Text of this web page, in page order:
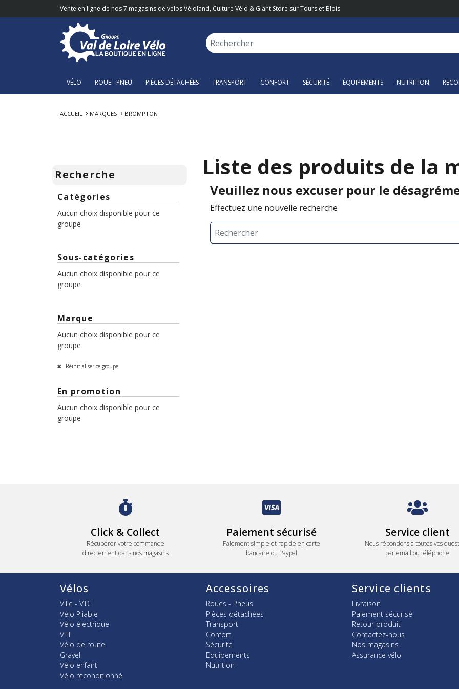
Vente en ligne de nos 7 magasins de vélos Véloland, Culture Vélo & Giant Store sur Tours et Blois
VÉLO ROUE - PNEU PIÈCES DÉTACHÉES TRANSPORT CONFORT SÉCURITÉ ÉQUIPEMENTS NUTRITION
ACCUEIL MARQUES BROMPTON
Recherche
Catégories
Aucun choix disponible pour ce
groupe
Sous-catégories
Aucun choix disponible pour ce
groupe
Marque
Aucun choix disponible pour ce
groupe
Réinitialiser ce groupe
En promotion
Aucun choix disponible pour ce
groupe
Liste des produits de la
Veuillez nous excuser pour le
Effectuez une nouvelle recherche
Click & Collect
Récupérer votre commande
directement dans nos magasins
Paiement sécurisé
Paiement simple et rapide en carte
bancaire ou Paypal
Service client
Nous répondons à toutes vos
par email ou téléphone
Vélos
Ville - VTC
Vélo Pliable
Vélo électrique
VTT
Vélo de route
Gravel
Vélo enfant
Vélo reconditionné
Accessoires
Roues - Pneus
Pièces détachées
Transport
Confort
Sécurité
Equipements
Nutrition
Service clients
Livraison
Paiement sécurisé
Retour produit
Contactez-nous
Nos magasins
Assurance vélo